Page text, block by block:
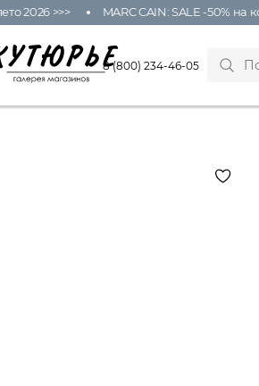
2026 >>> MARC CAIN: SALE -50% на
8 (800) 234-46-05